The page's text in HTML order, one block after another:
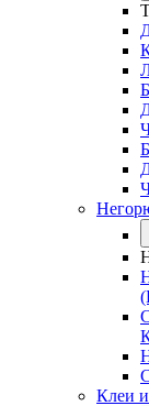
Клеи